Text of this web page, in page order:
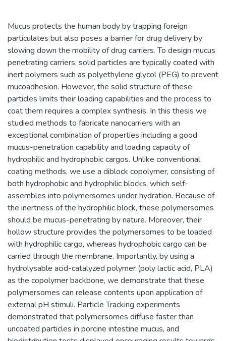
Mucus protects the human body by trapping foreign
particulates but also poses a barrier for drug delivery by
slowing down the mobility of drug carriers. To design mucus
penetrating carriers, solid particles are typically coated with
inert polymers such as polyethylene glycol (PEG) to prevent
mucoadhesion. However, the solid structure of these
particles limits their loading capabilities and the process to
coat them requires a complex synthesis. In this thesis we
studied methods to fabricate nanocarriers with an
exceptional combination of properties including a good
mucus-penetration capability and loading capacity of
hydrophilic and hydrophobic cargos. Unlike conventional
coating methods, we use a diblock copolymer, consisting of
both hydrophobic and hydrophilic blocks, which self-
assembles into polymersomes under hydration. Because of
the inertness of the hydrophilic block, these polymersomes
should be mucus-penetrating by nature. Moreover, their
hollow structure provides the polymersomes to be loaded
with hydrophilic cargo, whereas hydrophobic cargo can be
carried through the membrane. Importantly, by using a
hydrolysable acid-catalyzed polymer (poly lactic acid, PLA)
as the copolymer backbone, we demonstrate that these
polymersomes can release contents upon application of
external pH stimuli. Particle Tracking experiments
demonstrated that polymersomes diffuse faster than
uncoated particles in porcine intestine mucus, and